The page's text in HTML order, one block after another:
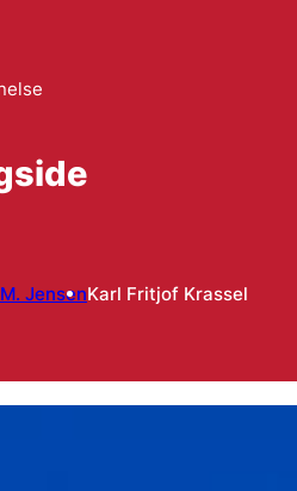
JensenKarl Fritjof Krassel